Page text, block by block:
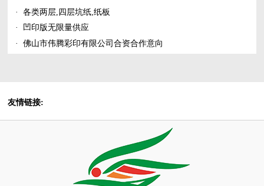
·
各类两层,四层坑纸,纸板
·
凹印版无限量供应
·
佛山市伟腾彩印有限公司合资合作意向
友情链接: